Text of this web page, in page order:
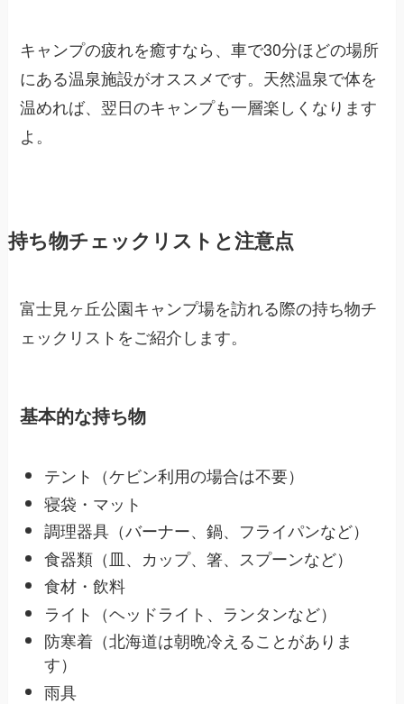
キャンプの疲れを癒すなら、車で30分ほどの場所
にある温泉施設がオススメです。天然温泉で体を
温めれば、翌日のキャンプも一層楽しくなります
よ。
持ち物チェックリストと注意点
富士見ヶ丘公園キャンプ場を訪れる際の持ち物チ
ェックリストをご紹介します。
基本的な持ち物
テント（ケビン利用の場合は不要）
寝袋・マット
調理器具（バーナー、鍋、フライパンなど）
食器類（皿、カップ、箸、スプーンなど）
食材・飲料
ライト（ヘッドライト、ランタンなど）
防寒着（北海道は朝晩冷えることがありま
す）
雨具